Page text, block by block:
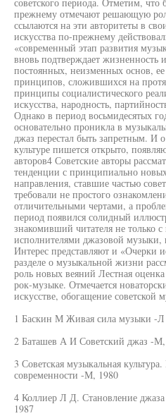
прежнему отмечают решающую
ссылаются на эти авторитеты в
искусства по-прежнему
«современный этап развития
вновь подтверждает жизненность
постоянных, неизменных основ,
принципов, сложившихся на
принципы социалистического
искусства, народность,
Однако в период восьмидесятых
основательно проникла в
джаз перестал быть запретным. И
культуре пишется открыто,
авторов4 Советские авторы
тенденции с принципиально
направления, ставшие частью
требовали не простого
отличительными чертами, а
период появился солидный
знакомивший читателя не только
исполнителями джазовой
Интерес представляют и «Очерки
разделе о музыкальной жизни
роль новых веяний Лестная
рок-музыке. Отмечается
искусстве, обогащение советской
1 Баскин М Живая сила музыки -
2 Баташев А И Советский джаз -
3 Советская музыкальная
современности -М, 1980
4 Коллиер Л Д. Становление
1987